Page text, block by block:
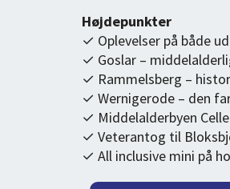
Højdepunkter
✓ Oplevelser på både
✓ Goslar –
✓ Rammelsberg –
✓ Wernigerode – den
✓ Middelalderbyen Celle
✓ Veterantog til
✓ All inclusive mini på